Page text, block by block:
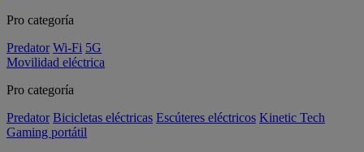
Pro categoría
Predator Wi-Fi 5G
Movilidad eléctrica
Pro categoría
Predator Bicicletas eléctricas Escúteres eléctricos Kinetic Tech
Gaming portátil